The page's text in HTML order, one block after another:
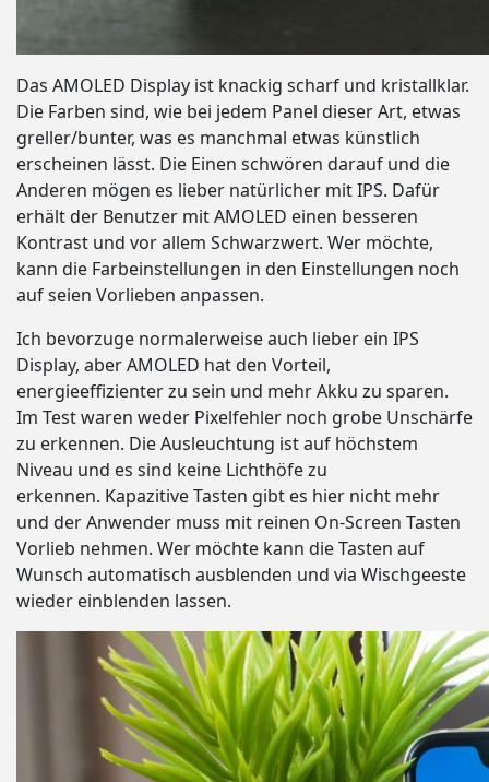
Das AMOLED Display ist knackig scharf und kristallklar.
Die Farben sind, wie bei jedem Panel dieser Art, etwas
greller/bunter, was es manchmal etwas künstlich
erscheinen lässt. Die Einen schwören darauf und die
Anderen mögen es lieber natürlicher mit IPS. Dafür
erhält der Benutzer mit AMOLED einen besseren
Kontrast und vor allem Schwarzwert. Wer möchte,
kann die Farbeinstellungen in den Einstellungen noch
auf seien Vorlieben anpassen.
Ich bevorzuge normalerweise auch lieber ein IPS
Display, aber AMOLED hat den Vorteil,
energieeffizienter zu sein und mehr Akku zu sparen.
Im Test waren weder Pixelfehler noch grobe Unschärfe
zu erkennen. Die Ausleuchtung ist auf höchstem
Niveau und es sind keine Lichthöfe zu
erkennen. Kapazitive Tasten gibt es hier nicht mehr
und der Anwender muss mit reinen On-Screen Tasten
Vorlieb nehmen. Wer möchte kann die Tasten auf
Wunsch automatisch ausblenden und via Wischgeeste
wieder einblenden lassen.